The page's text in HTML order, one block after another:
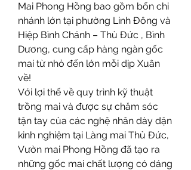
Mai Phong Hồng bao gồm bốn chi
nhánh lớn tại phường Linh Đông và
Hiệp Bình Chánh – Thủ Đức , Bình
Dương, cung cấp hàng ngàn gốc
mai từ nhỏ đến lớn mỗi dịp Xuân
về!
Với lợi thế về quy trình kỹ thuật
trồng mai và được sự chăm sóc
tận tay của các nghệ nhân dày dặn
kinh nghiệm tại Làng mai Thủ Đức,
Vườn mai Phong Hồng đã tạo ra
những gốc mai chất lượng có dáng